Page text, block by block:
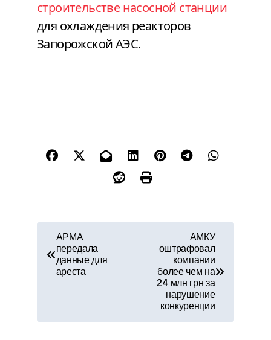
строительстве насосной станции
для охлаждения реакторов
Запорожской АЭС.
АРМА
передала
данные для
ареста
АМКУ
оштрафовал
компании
более чем на
24 млн грн за
нарушение
конкуренции